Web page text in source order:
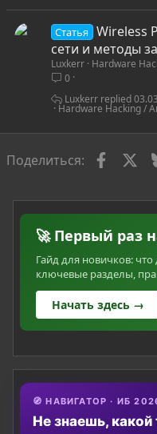
Статья
Wireless
сети и методы
Luxkerr Hardware
0
Hardware Hacking /
Luxkerr
Поделиться:
🚀 Первый раз
Гайд для новичков:
ключевые разделы,
Начать здесь →
🧭 НАВИГАТОР · ИБ
Не знаешь, какой